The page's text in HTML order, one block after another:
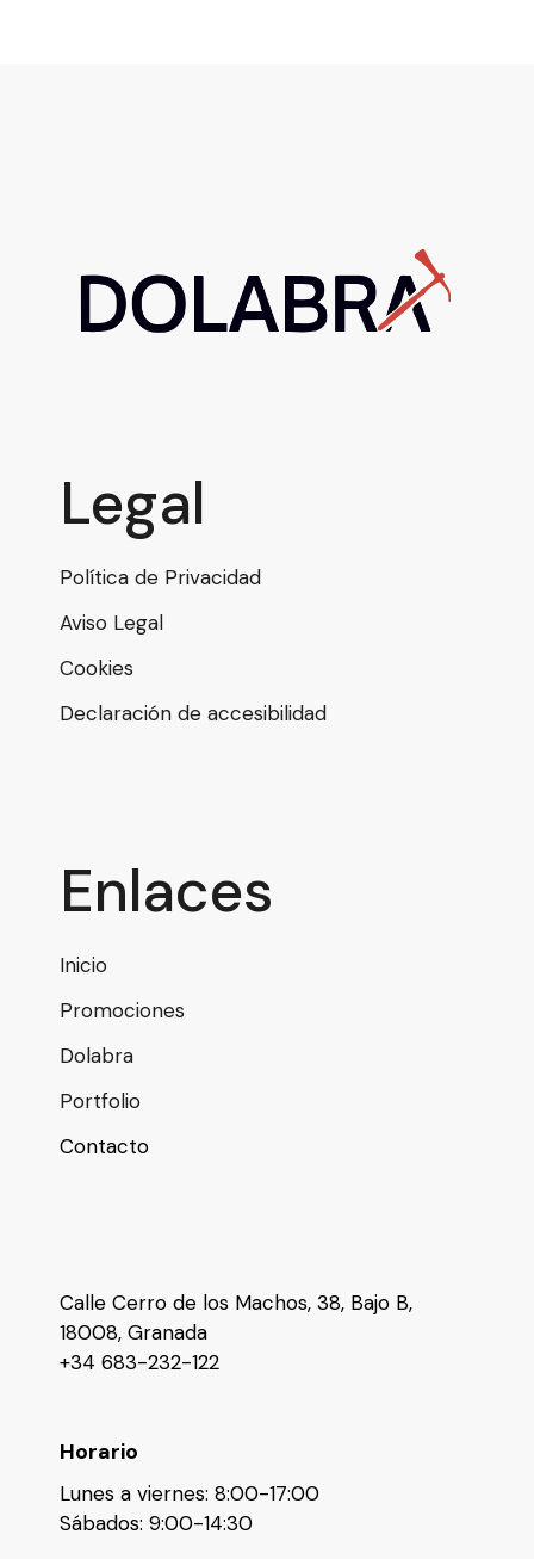
Legal
Política de Privacidad
Aviso Legal
Cookies
Declaración de accesibilidad
Enlaces
Inicio
Promociones
Dolabra
Portfolio
Contacto
Calle Cerro de los Machos, 38, Bajo B,
18008, Granada
+34 683-232-122
Horario
Lunes a viernes: 8:00-17:00
Sábados: 9:00-14:30